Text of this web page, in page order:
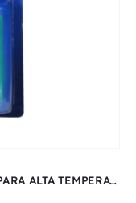
PERMATEX COMPUESTO RETENEDOR PARA ALTA TEMPERATURA 36 ML | 64040